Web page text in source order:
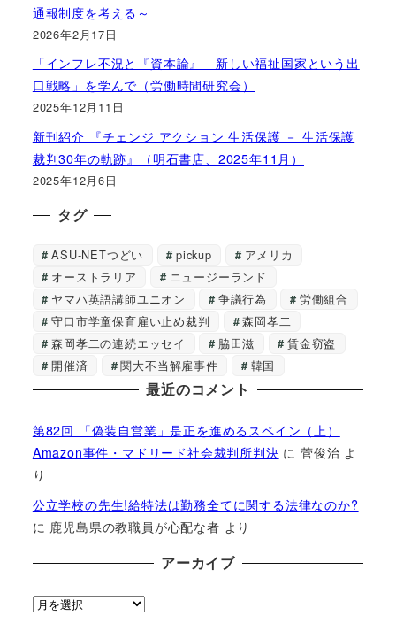
通報制度を考える～
2026年2月17日
「インフレ不況と『資本論』―新しい福祉国家という出
口戦略」を学んで（労働時間研究会）
2025年12月11日
新刊紹介 『チェンジ アクション 生活保護 － 生活保護
裁判30年の軌跡』（明石書店、2025年11月）
2025年12月6日
タグ
ASU-NETつどい pickup
アメリカ
オーストラリア
ニュージーランド
ヤマハ英語講師ユニオン
争議行為
労働組合
守口市学童保育雇い止め裁判
森岡孝二
森岡孝二の連続エッセイ
脇田滋
賃金窃盗
開催済
関大不当解雇事件 韓国
最近のコメント
第82回 「偽装自営業」是正を進めるスペイン（上）
Amazon事件・マドリード社会裁判所判決 に菅俊治 よ
り
公立学校の先生!給特法は勤務全てに関する法律なのか?
に 鹿児島県の教職員が心配な者 より
アーカイブ
ア